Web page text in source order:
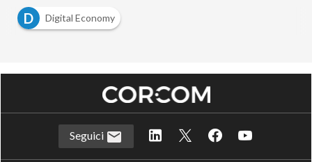
D
Digital Economy
Seguici